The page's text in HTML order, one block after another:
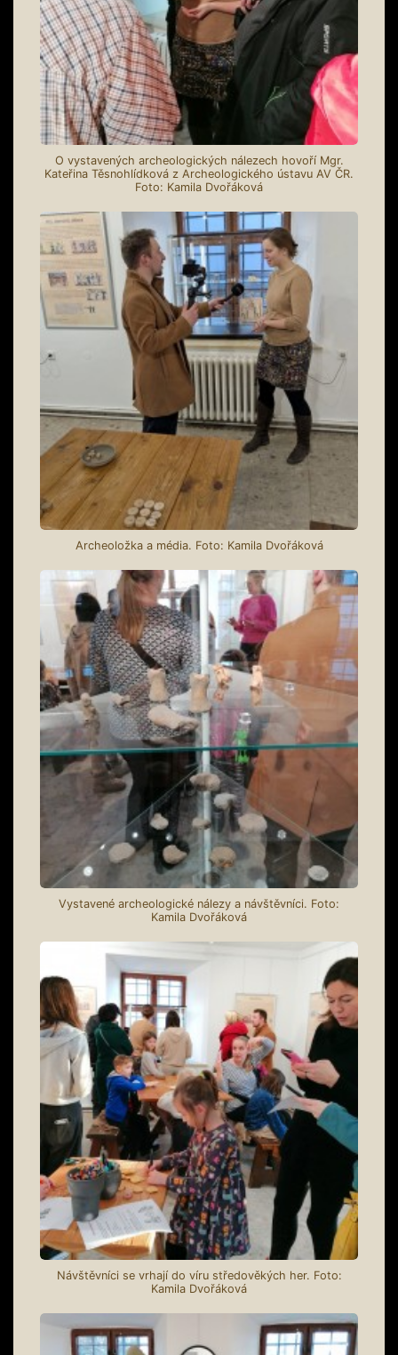
O vystavených archeologických nálezech hovoří Mgr.
Kateřina Těsnohlídková z Archeologického ústavu AV ČR.
Foto: Kamila Dvořáková
Archeoložka a média. Foto: Kamila Dvořáková
Vystavené archeologické nálezy a návštěvníci. Foto:
Kamila Dvořáková
Návštěvníci se vrhají do víru středověkých her. Foto:
Kamila Dvořáková